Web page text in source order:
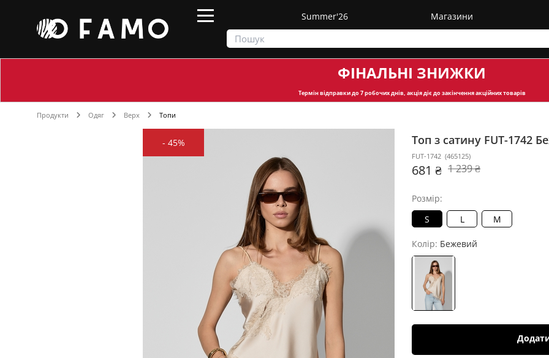
Summer'26 Магазини
ФІНАЛЬНІ ЗНИЖКИ
Термін відправкидо 7 робочих днів, акція діє до закінчення акційних товарів
Продукти Одяг Верх Топи
- 45% Топ з сатину FUT-1742
FUT-1742 (465125)
681 ₴ 1 239 ₴
Розмір:
S
L M
Колір: Бежевий